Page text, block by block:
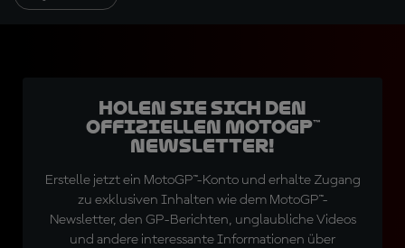
Holen Sie sich den
offiziellen MotoGP™
Newsletter!
Erstelle jetzt ein MotoGP™-Konto und erhalte Zugang
zu exklusiven Inhalten wie dem MotoGP™-
Newsletter, den GP-Berichten, unglaubliche Videos
und andere interessante Informationen über